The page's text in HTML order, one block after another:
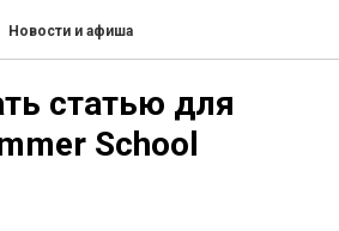
Новости и афиша
статью для
School